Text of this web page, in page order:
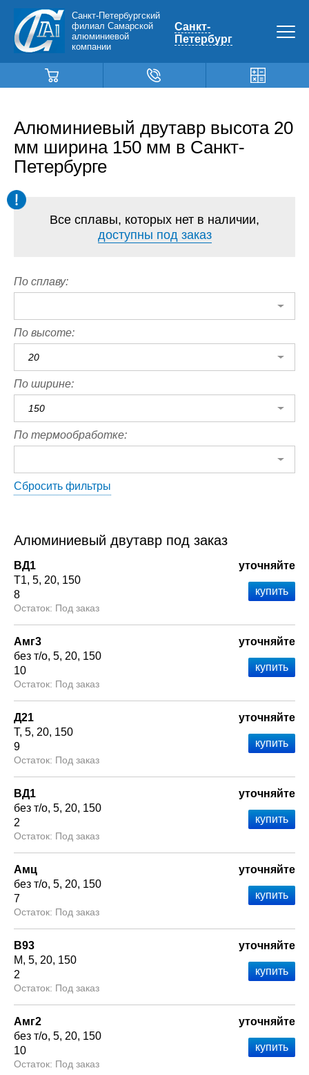
Санкт-Петербургский
филиал Самарской
алюминиевой
компании
Санкт-
Петербург
Алюминиевый двутавр высота 20
мм ширина 150 мм в Санкт-
Петербурге
Все сплавы, которых нет в наличии,
доступны под заказ
По сплаву:
По высоте:
20
По ширине:
150
По термообработке:
Сбросить фильтры
Алюминиевый двутавр под заказ
ВД1
Т1 5 20 150
8
Под заказ
уточняйте
Амг3
без т/о 5 20 150
10
Под заказ
уточняйте
Д21
Т 5 20 150
9
Под заказ
уточняйте
ВД1
без т/о 5 20 150
2
Под заказ
уточняйте
Амц
без т/о 5 20 150
7
Под заказ
уточняйте
В93
М 5 20 150
2
Под заказ
уточняйте
Амг2
без т/о 5 20 150
10
Под заказ
уточняйте